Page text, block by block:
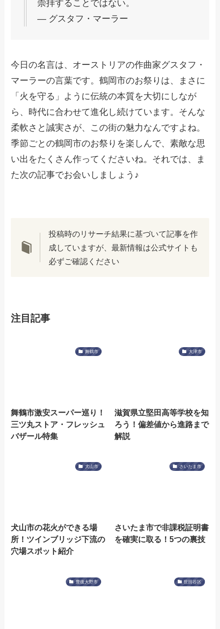
崇拝することではない。
― グスタフ・マーラー
今日の名言は、オーストリアの作曲家グスタフ・
マーラーの言葉です。鶴岡市のお祭りは、まさに
「火を守る」ように伝統の本質を大切にしなが
ら、時代に合わせて進化し続けています。そんな
柔軟さと誠実さが、この街の魅力なんですよね。
季節ごとの鶴岡市のお祭りを楽しんで、素敵な思
い出をたくさん作ってくださいね。それでは、ま
た次の記事でお会いしましょう♪
投稿時のリサーチ結果に基づいて記事を作
成していますが、最新情報は公式サイトも
必ずご確認ください
注目記事
舞鶴市
舞鶴市激安スーパー巡り！
三ツ丸ストア・フレッシュ
バザール特集
大津市
滋賀県立堅田高等学校を知
ろう！偏差値から進路まで
解説
犬山市
犬山市の花火ができる場
所！ツインブリッジ下流の
穴場スポット紹介
さいたま市
さいたま市で非課税証明書
を確実に取る！5つの裏技
豊後大野市 世田谷区